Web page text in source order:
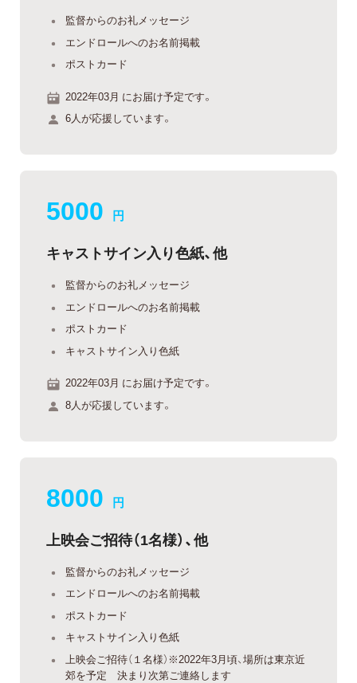
監督からのお礼メッセージ
エンドロールへのお名前掲載
ポストカード
2022年03月 にお届け予定です。
6人が応援しています。
5000 円
キャストサイン入り色紙、他
監督からのお礼メッセージ
エンドロールへのお名前掲載
ポストカード
キャストサイン入り色紙
2022年03月 にお届け予定です。
8人が応援しています。
8000 円
上映会ご招待（1名様）、他
監督からのお礼メッセージ
エンドロールへのお名前掲載
ポストカード
キャストサイン入り色紙
上映会ご招待（１名様）※2022年3月頃、場所は東京近
郊を予定 決まり次第ご連絡します